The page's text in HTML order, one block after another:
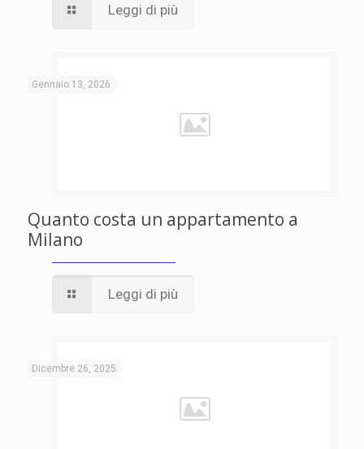
Leggi di più
Gennaio 13, 2026
Quanto costa un appartamento a
Milano
Leggi di più
Dicembre 26, 2025